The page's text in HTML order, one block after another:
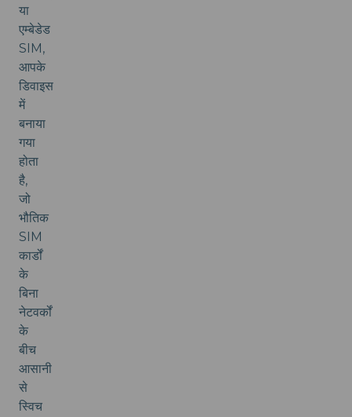
या
एम्बेडेड
SIM,
आपके
डिवाइस
में
बनाया
गया
होता
है,
जो
भौतिक
SIM
कार्डों
के
बिना
नेटवर्कों
के
बीच
आसानी
से
स्विच